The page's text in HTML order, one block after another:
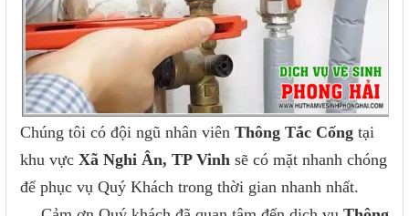
Chúng tôi có đội ngũ nhân viên Thông Tắc Cống tại
khu vực Xã Nghi Ân, TP Vinh sẽ có mặt nhanh chóng
để phục vụ Quý Khách trong thời gian nhanh nhất.